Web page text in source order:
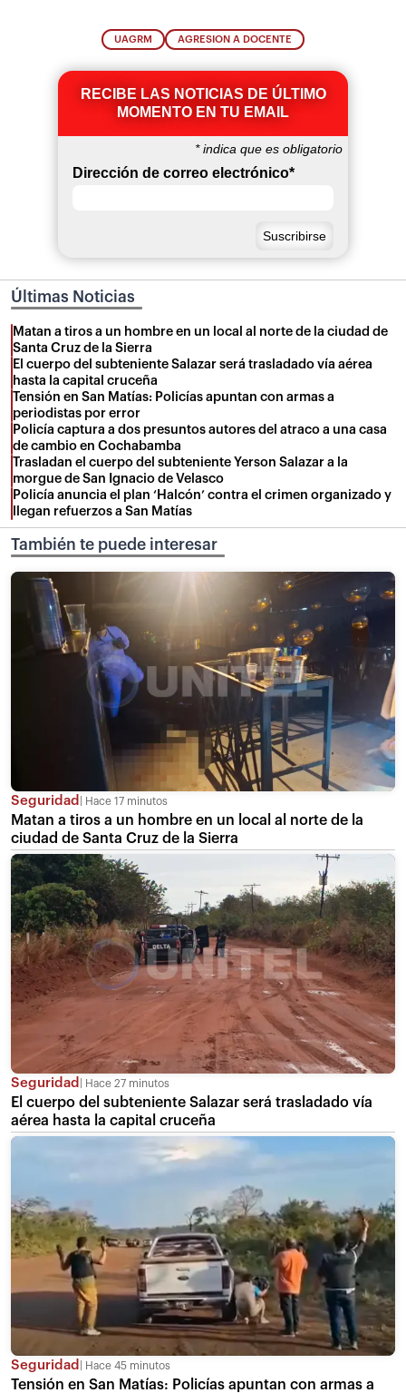
UAGRM AGRESION A DOCENTE
RECIBE LAS NOTICIAS DE ÚLTIMO
MOMENTO EN TU EMAIL
*indica que es obligatorio
Dirección de correo electrónico*
Últimas Noticias
Matan a tiros a un hombre en un local al norte de la ciudad de
Santa Cruz de la Sierra
El cuerpo del subteniente Salazar será trasladado vía aérea
hasta la capital cruceña
Tensión en San Matías: Policías apuntan con armas a
periodistas por error
Policía captura a dos presuntos autores del atraco a una casa
de cambio en Cochabamba
Trasladan el cuerpo del subteniente Yerson Salazar a la
morgue de San Ignacio de Velasco
Policía anuncia el plan ‘Halcón’ contra el crimen organizado y
llegan refuerzos a San Matías
También te puede interesar
Seguridad Hace 17 minutos
Matan a tiros a un hombre en un local al norte de la
ciudad de Santa Cruz de la Sierra
Seguridad Hace 27 minutos
El cuerpo del subteniente Salazar será trasladado vía
aérea hasta la capital cruceña
Seguridad Hace 45 minutos
Tensión en San Matías: Policías apuntan con armas a